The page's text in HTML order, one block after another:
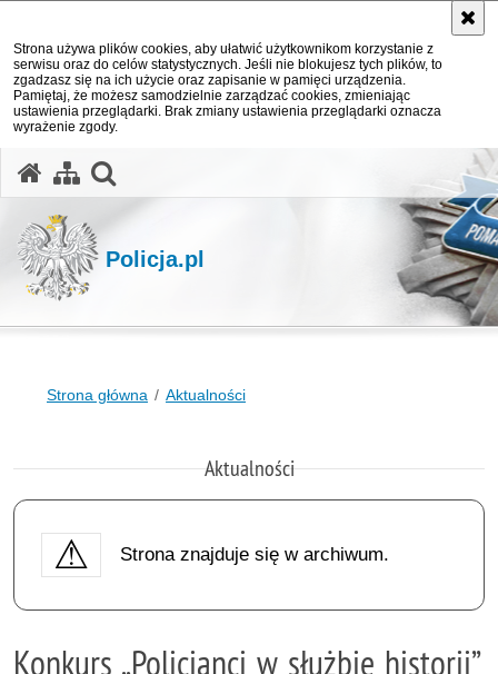
Strona używa plików cookies, aby ułatwić użytkownikom korzystanie z
serwisu oraz do celów statystycznych. Jeśli nie blokujesz tych plików, to
zgadzasz się na ich użycie oraz zapisanie w pamięci urządzenia.
Pamiętaj, że możesz samodzielnie zarządzać cookies, zmieniając
ustawienia przeglądarki. Brak zmiany ustawienia przeglądarki oznacza
wyrażenie zgody.
Policja.pl
Strona główna Aktualności
Aktualności
Strona znajduje się w archiwum.
Konkurs „Policjanci w służbie historii”